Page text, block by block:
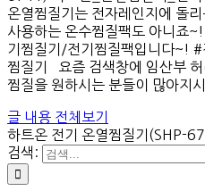
온열찜질기는 전자레인지에 돌
사용하는 온수찜질팩도 아니죠
기찜질기/전기찜질팩입니다~!
찜질기 요즘 검색창에 임산부 허
찜질을 원하시는 분들이 많아지
글 내용 전체보기
하트온 전기 온열찜질기(SHP-
검색: